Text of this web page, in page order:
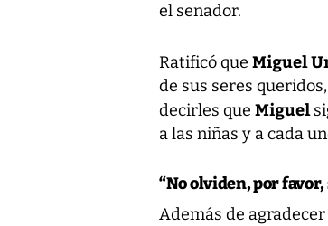
el senador.
Ratificó que Miguel
de sus seres
decirles que Miguel
a las niñas y a cada
“No olviden, por
Además de